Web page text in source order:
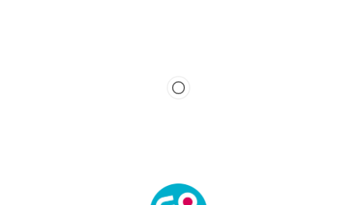
本地掃街 指南|石籬 5 大必吃!